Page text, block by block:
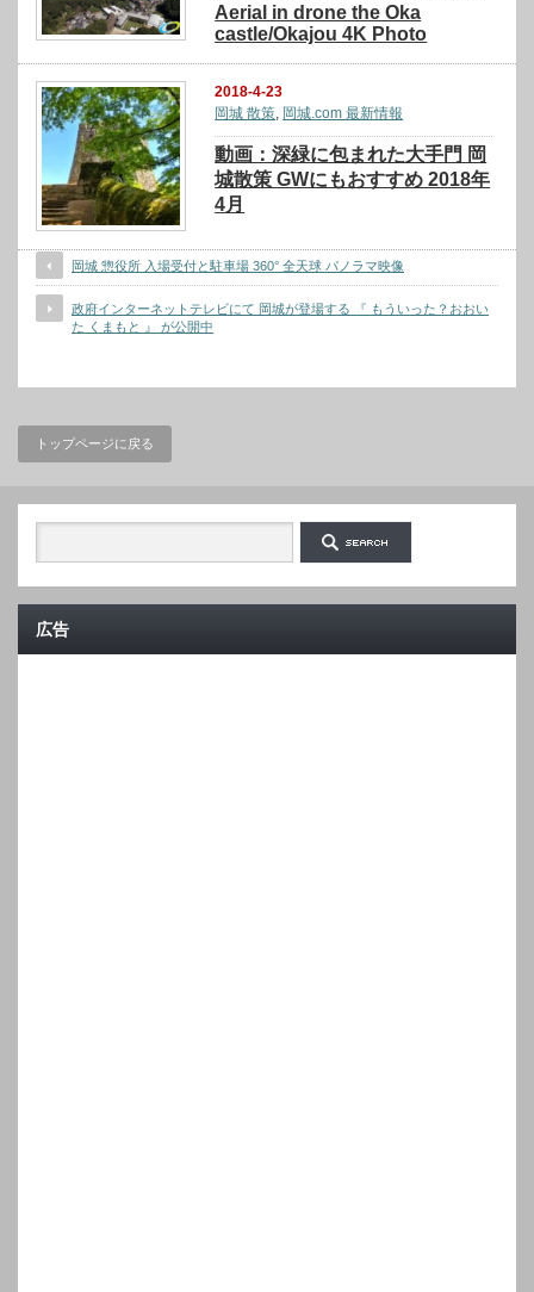
Aerial in drone the Oka
castle/Okajou 4K Photo
2018-4-23
岡城 散策 岡城.com 最新情報
動画：深緑に包まれた大手門 岡
城散策 GWにもおすすめ 2018年
4月
岡城 惣役所 入場受付と駐車場 360° 全天球 パノラマ映像
政府インターネットテレビにて 岡城が登場する 『 もういった？おおい
た くまもと 』 が公開中
トップページに戻る
広告